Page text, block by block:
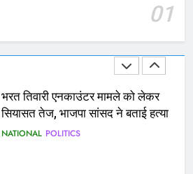
01
भरत तिवारी एनकाउंटर मामले को लेकर
सियासत तेज, भाजपा सांसद ने बताई हत्या
Ballia : छितौनी क्रॉसिंग पर बनेगा 196